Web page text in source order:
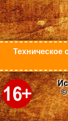
Техническое
©